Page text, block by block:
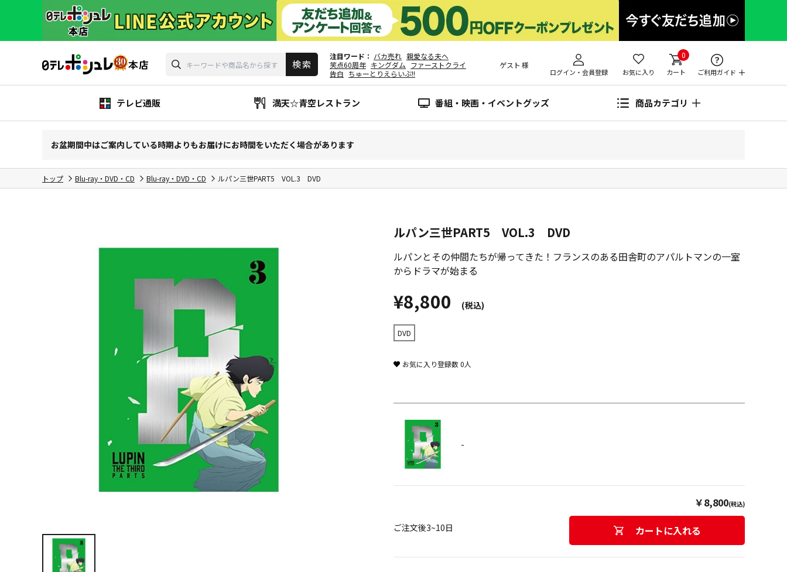
注目ワード バカ売れ 親愛なる夫へ
笑点60周年 キングダム ファーストクライ
告白 ちゅーとりえらいぶ!!
ゲスト 様
ログイン・会員登録 お気に入り
0
カート ご利用ガイド
テレビ通販 満天☆青空レストラン 番組・映画・イベントグッズ 商品カテゴリ
お盆期間中はご案内している時期よりもお届けにお時間をいただく場合があります
トップ Blu-ray・DVD・CD Blu-ray・DVD・CD ルパン三世PART5 VOL.3 DVD
ルパン三世PART5 VOL.3 DVD
ルパンとその仲間たちが帰ってきた！フランスのある田舎町のアパルトマンの一室
からドラマが始まる
¥8,800 (税込)
DVD
お気に入り登録数0人
-
￥8,800(税込)
ご注文後3~10日 カートに入れる